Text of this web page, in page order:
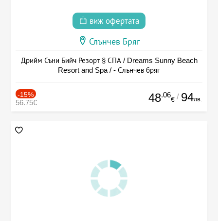
виж офертата
Слънчев Бряг
Дрийм Съни Бийч Резорт § СПА / Dreams Sunny Beach
Resort and Spa / - Слънчев бряг
-15%
56.75€ 48.06
€ / 94лв.